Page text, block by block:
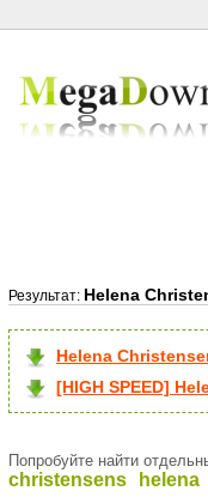
Результат: Helena
Helena
[HIGH SPEED]
Попробуйте найти
christensens helena